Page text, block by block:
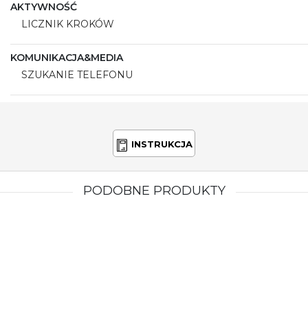
AKTYWNOŚĆ
LICZNIK KROKÓW
KOMUNIKACJA&MEDIA
SZUKANIE TELEFONU
INSTRUKCJA
PODOBNE PRODUKTY